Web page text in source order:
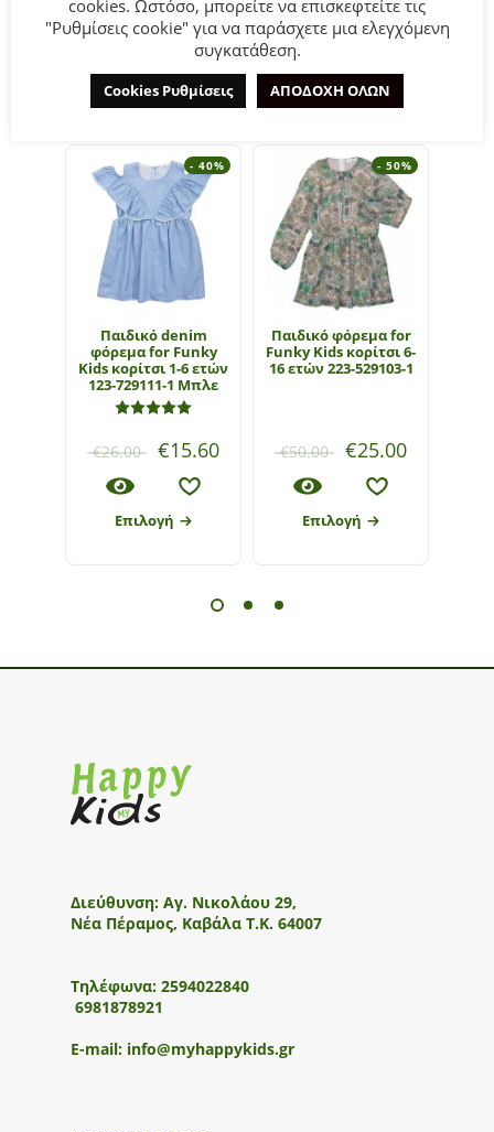
ΣΧΕΤΙΚΆ ΠΡΟΪΌΝΤΑ
- 40%
Παιδικό denim
φόρεμα for Funky
Kids κορίτσι 1-6 ετών
123-729111-1 Μπλε
€26.00 €15.60
Επιλογή
- 50%
Παιδικό φόρεμα for
Funky Kids κορίτσι 6-
16 ετών 223-529103-1
€50.00 €25.00
Επιλογή
Διεύθυνση: Αγ. Νικολάου 29,
Νέα Πέραμος, Καβάλα Τ.Κ. 64007
Τηλέφωνα: 2594022840
6981878921
E-mail: info@myhappykids.gr
cookies. Ωστόσο, μπορείτε να επισκεφτείτε τις
"Ρυθμίσεις cookie" για να παράσχετε μια ελεγχόμενη
συγκατάθεση.
Cookies Ρυθμίσεις ΑΠΟΔΟΧΗ ΟΛΩΝ